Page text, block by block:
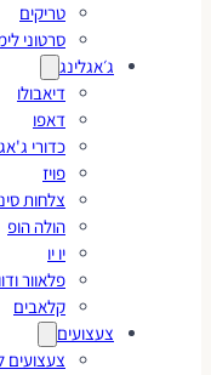
טריקים
סרטוני
ג׳אגלינג
דיאבולו
דאפו
כדורי
פויז
צלחות
הולה הופ
יו יו
פלאוור
קלאבים
צעצועים
צעצועים